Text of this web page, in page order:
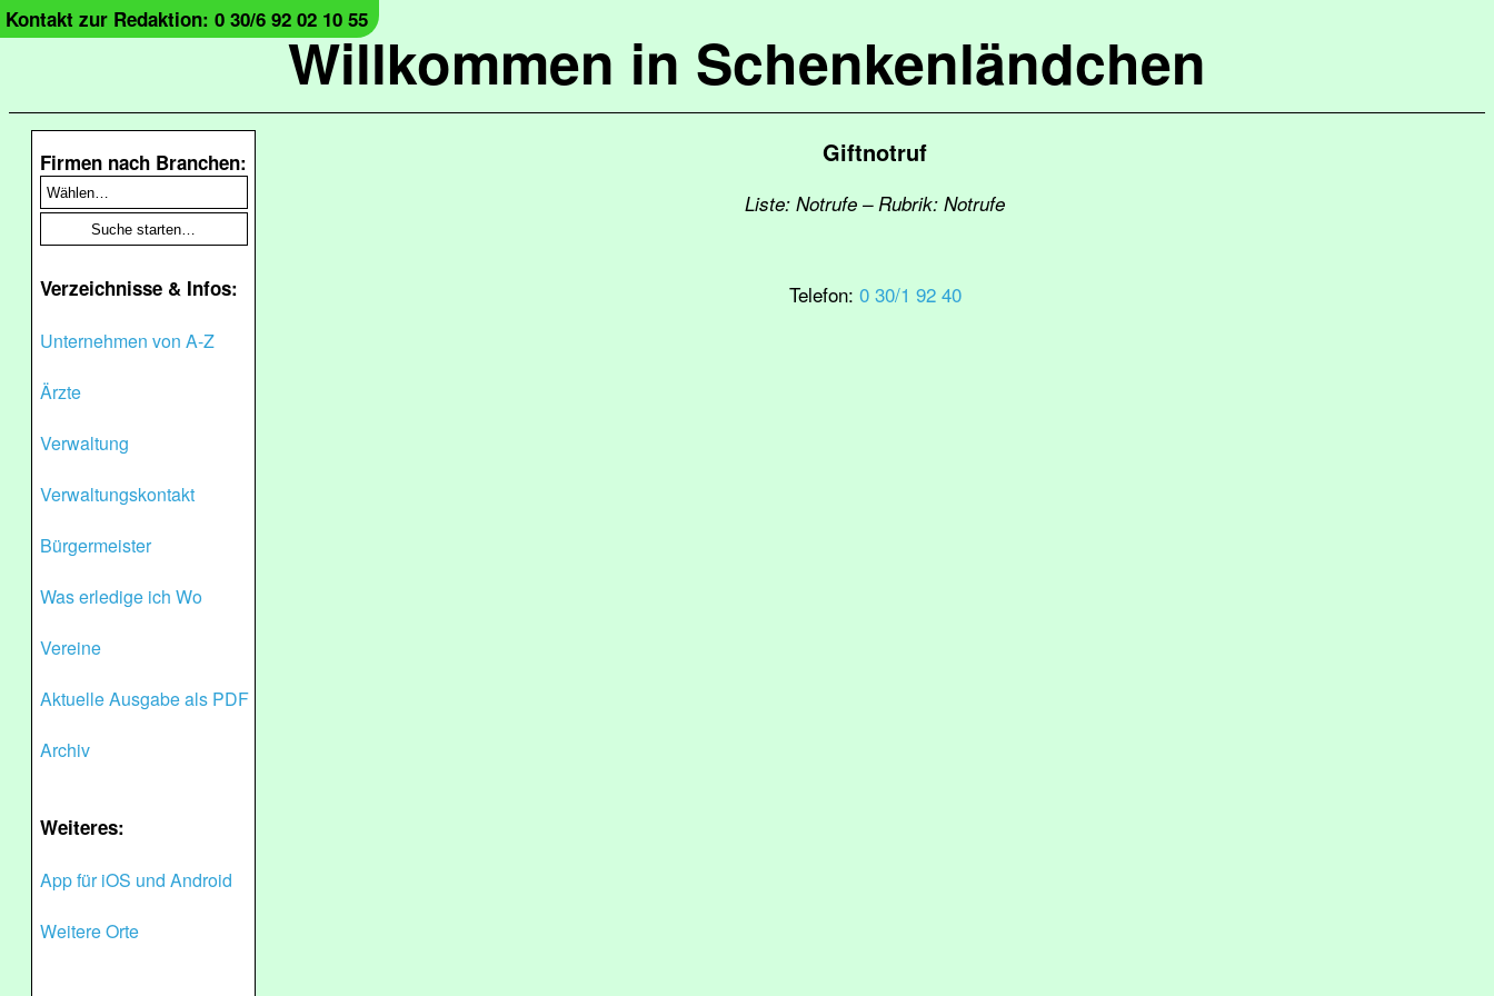
Willkommen in Schenkenländchen
Kontakt zur Redaktion: 0 30/6 92 02 10 55
Firmen nach Branchen:
Verzeichnisse & Infos:
Unternehmen von A-Z
Ärzte
Verwaltung
Verwaltungskontakt
Bürgermeister
Was erledige ich Wo
Vereine
Aktuelle Ausgabe als PDF
Archiv
Weiteres:
App für iOS und Android
Weitere Orte
Giftnotruf
Liste: Notrufe – Rubrik: Notrufe
Telefon: 0 30/1 92 40